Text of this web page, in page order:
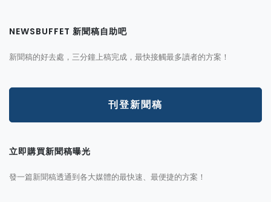
NEWSBUFFET 新聞稿自助吧
新聞稿的好去處，三分鐘上稿完成，最快接觸最多讀者的方案！
刊登新聞稿
立即購買新聞稿曝光
發一篇新聞稿透通到各大媒體的最快速、最便捷的方案！